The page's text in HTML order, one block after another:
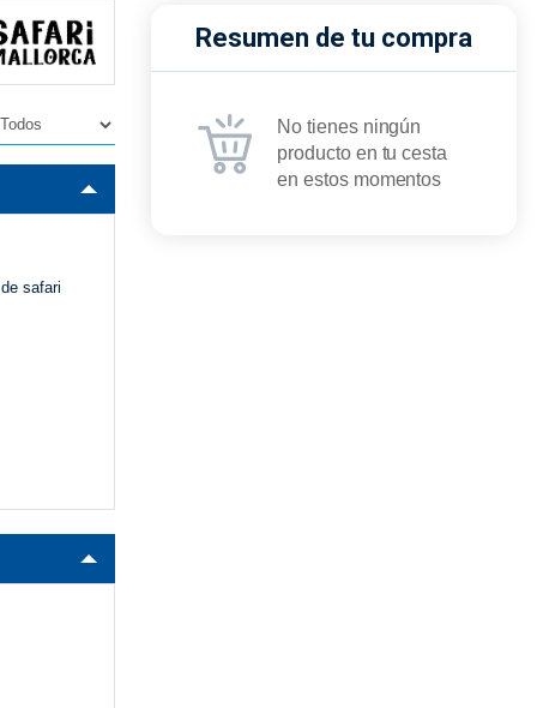
safari
Resumen de tu compra
No tienes ningún
producto en tu cesta
en estos momentos